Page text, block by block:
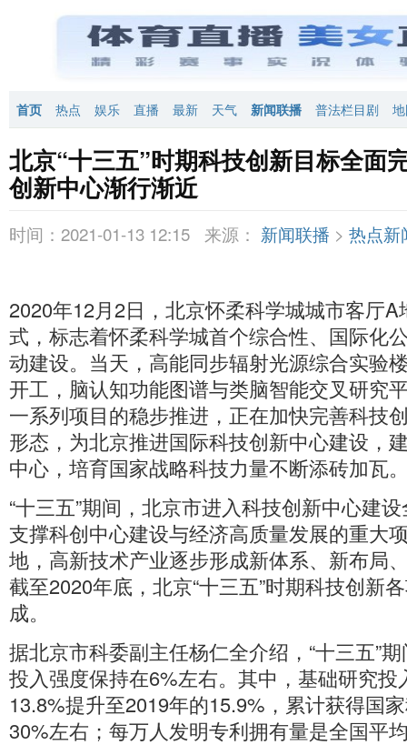
首页 热点 娱乐 直播 最新 天气 新闻联播 普法栏目剧
北京“十三五”时期科技创新目标全
创新中心渐行渐近
时间：2021-01-13 12:15 来源： 新闻联播 > 热点新
2020年12月2日，北京怀柔科学城城市客厅
式，标志着怀柔科学城首个综合性、国际化
动建设。当天，高能同步辐射光源综合实验
开工，脑认知功能图谱与类脑智能交叉研究
一系列项目的稳步推进，正在加快完善科技
形态，为北京推进国际科技创新中心建设，
中心，培育国家战略科技力量不断添砖加瓦
“十三五”期间，北京市进入科技创新中心建
支撑科创中心建设与经济高质量发展的重大
地，高新技术产业逐步形成新体系、新布局
截至2020年底，北京“十三五”时期科技创新
成。
据北京市科委副主任杨仁全介绍，“十三五”
投入强度保持在6%左右。其中，基础研究投
13.8%提升至2019年的15.9%，累计获得国
30%左右；每万人发明专利拥有量是全国平